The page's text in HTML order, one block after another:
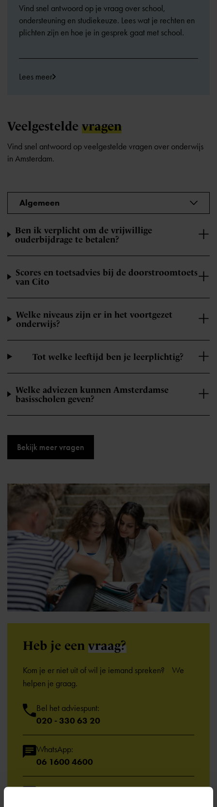
Vind snel antwoord op je vraag over school,
ondersteuning en studiekeuze. Lees wat je rechten en
plichten zijn en hoe je in gesprek gaat met school.
Lees meer
Veelgestelde vragen
Vind snel antwoord op veelgestelde vragen over onderwijs
in Amsterdam.
Algemeen
Ben ik verplicht om de vrijwillige
ouderbijdrage te betalen?
Scores en toetsadvies bij de doorstroomtoets
van Cito
Welke niveaus zijn er in het voortgezet
onderwijs?
Tot welke leeftijd ben je leerplichtig?
Welke adviezen kunnen Amsterdamse
basisscholen geven?
Bekijk meer vragen
Heb je een vraag?
Kom je er niet uit of wil je iemand spreken? We
helpen je graag.
Bel het adviespunt:
020 - 330 63 20
WhatsApp:
06 1600 4600
Email: